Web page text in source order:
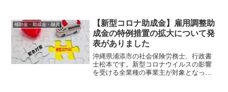
補助金・助成金・融資
【新型コロナ助成金】雇用調整助
成金の特例措置の拡大について発
表がありました
沖縄県浦添市の社会保険労務士、行政書
士松本です。新型コロナウイルスの影響
を受ける全業種の事業主が対象となった